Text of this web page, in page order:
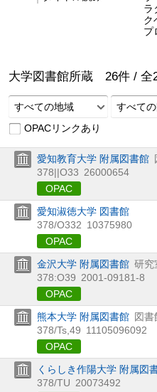
ラ
ク
プ
大学図書館所蔵 26件 / 全
すべての地域
すべて
OPACリンクあり
愛知教育大学 附属図書館
378||O33 26000654
OPAC
愛知淑徳大学 図書館
378/O332 10375980
OPAC
金沢大学 附属図書館 研究
378:O39 2001-09181-8
OPAC
熊本大学 附属図書館 図書
378/Ts,49 11105096092
OPAC
くらしき作陽大学 附属図
378/TU 20073492